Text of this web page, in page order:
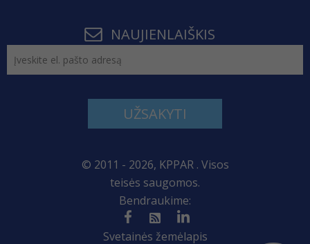
NAUJIENLAIŠKIS
UŽSAKYTI
© 2011 - 2026, KPPAR . Visos
teisės saugomos.
Bendraukime:
Svetainės žemėlapis